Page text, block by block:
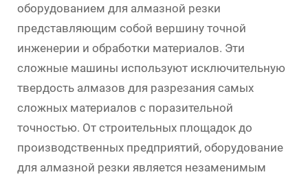
оборудованием для алмазной резки
представляющим собой вершину точной
инженерии и обработки материалов. Эти
сложные машины используют исключительную
твердость алмазов для разрезания самых
сложных материалов с поразительной
точностью. От строительных площадок до
производственных предприятий, оборудование
для алмазной резки является незаменимым